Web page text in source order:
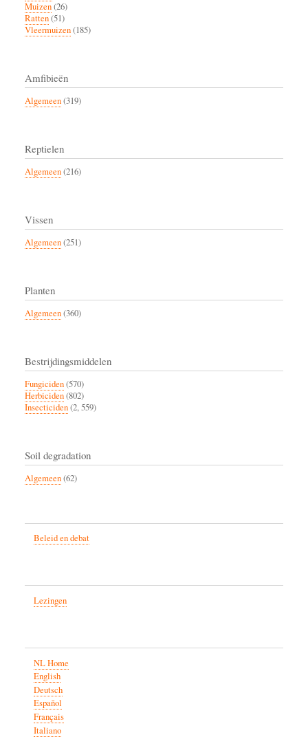
Muizen(26)
Ratten(51)
Vleermuizen(185)
Amfibieën
Algemeen(319)
Reptielen
Algemeen(216)
Vissen
Algemeen(251)
Planten
Algemeen(360)
Bestrijdingsmiddelen
Fungiciden(570)
Herbiciden(802)
Insecticiden(2, 559)
Soil degradation
Algemeen(62)
Beleid en debat
Lezingen
NL Home
English
Deutsch
Español
Français
Italiano